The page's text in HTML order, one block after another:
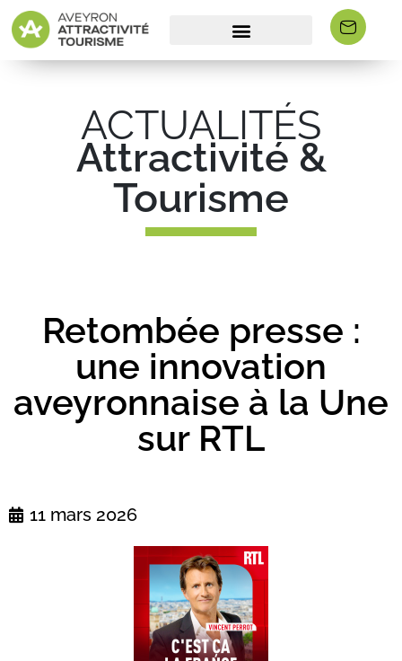
ACTUALITÉS
Attractivité &
Tourisme
Retombée presse :
une innovation
aveyronnaise à la Une
sur RTL
11 mars 2026